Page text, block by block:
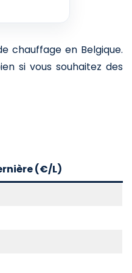
chauffage en Belgique.
si vous souhaitez des
(€/L)